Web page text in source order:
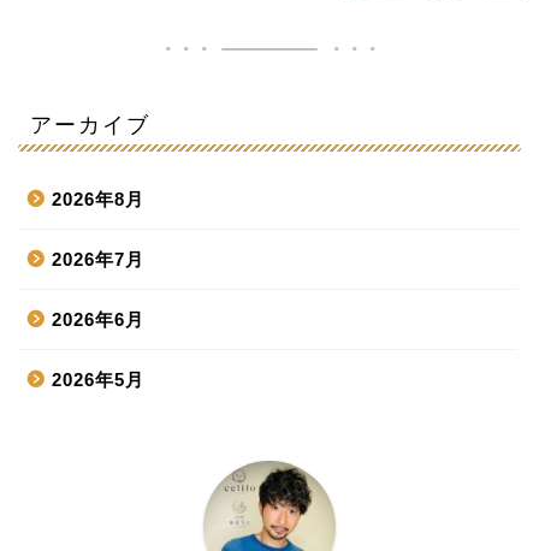
アーカイブ
2026年8月
2026年7月
2026年6月
2026年5月